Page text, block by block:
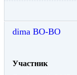
dima BO-BO
Участник